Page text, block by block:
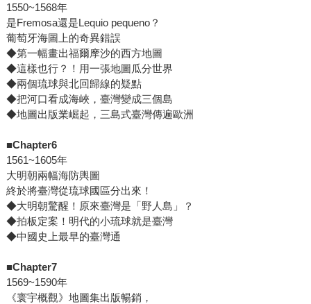
1550~1568年
是Fremosa還是Lequio pequeno？
葡萄牙海圖上的奇異錯誤
◆第一幅畫出福爾摩沙的西方地圖
◆這樣也行？！用一張地圖瓜分世界
◆兩個琉球與北回歸線的疑點
◆把河口看成海峽，臺灣變成三個島
◆地圖出版業崛起，三島式臺灣傳遍歐洲
■Chapter6
1561~1605年
大明朝兩幅海防輿圖
終於將臺灣從琉球國區分出來！
◆大明朝驚醒！原來臺灣是「野人島」？
◆拍板定案！明代的小琉球就是臺灣
◆中國史上最早的臺灣通
■Chapter7
1569~1590年
《寰宇概觀》地圖集出版暢銷，